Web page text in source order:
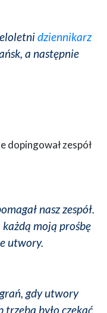
dziennikarz
a następnie
dopingował zespół
nasz zespół.
moją prośbę
utwory.
gdy utwory
trzeba było czekać